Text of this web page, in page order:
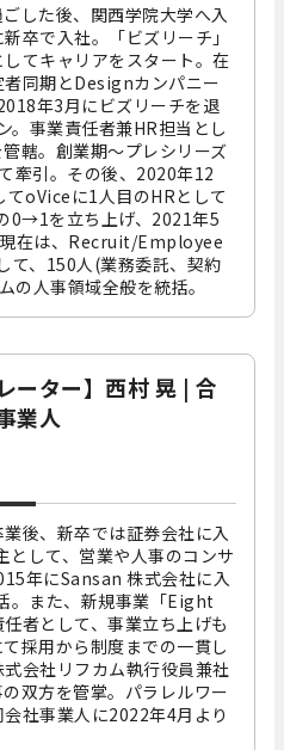
した後、関西学院大学へ入
卒で入社。「ビズリーチ」
てキャリアをスタート。在
同期とDesignカンパニー
年3月にビズリーチを退
事業責任者兼HR担当とし
轄。創業期〜プレシリーズ
牽引。その後、2020年12
oViceに1人目のHRとして
0→1を立ち上げ、2021年5
在は、Recruit/Employee
て、150人(業務委託、契約
人事領域全般を統括。
ーター】西村 晃 | 合
業人
後、新卒では証券会社に入
して、営業や人事のコンサ
年にSansan 株式会社に入
。また、新規事業「Eight
者として、事業立ち上げも
採用から制度までの一貫し
会社リフカム執行役員兼社
双方を管掌。パラレルワー
社事業人に2022年4月より